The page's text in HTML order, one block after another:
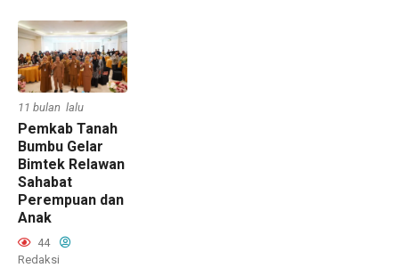
11 bulan lalu
Pemkab Tanah
Bumbu Gelar
Bimtek Relawan
Sahabat
Perempuan dan
Anak
44
Redaksi